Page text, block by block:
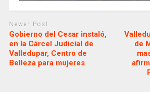
Newer Post
Gobierno del Cesar instaló,
en la Cárcel Judicial de
Valledupar, Centro de
Belleza para mujeres
de